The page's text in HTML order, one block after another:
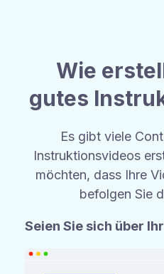
Wie
gutes
Es gibt viele
Instruktionsvideos
möchten, dass Ihre
befolgen Sie
Seien Sie sich über